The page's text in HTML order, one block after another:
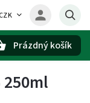
CZK
Prázdný košík